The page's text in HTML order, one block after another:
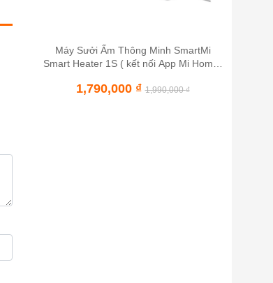
Máy Sưởi Ấm Thông Minh SmartMi
Smart Heater 1S ( kết nối App Mi Home)
1,790,000 ₫ 1,990,000₫